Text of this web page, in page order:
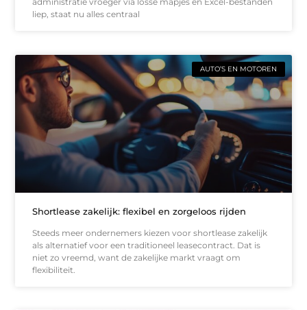
liep, staat nu alles centraal
AUTO’S EN MOTOREN
Shortlease zakelijk: flexibel en zorgeloos rijden
Steeds meer ondernemers kiezen voor shortlease zakelijk
als alternatief voor een traditioneel leasecontract. Dat is
niet zo vreemd, want de zakelijke markt vraagt om
flexibiliteit.